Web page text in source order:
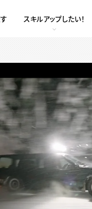
スキルアップしたい！